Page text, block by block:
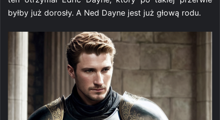
byłby już dorosły. A Ned Dayne jest już głową rodu.